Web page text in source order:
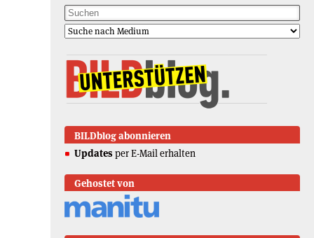
BILDblog abonnieren
Updates per E-Mail erhalten
Gehostet von